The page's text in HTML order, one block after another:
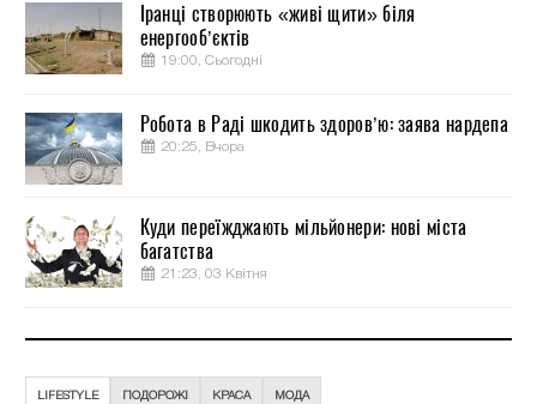
Іранці створюють «живі щити» біля
енергооб’єктів
19:00, Сьогодні
Робота в Раді шкодить здоров’ю: заява нардепа
20:25, Вчора
Куди переїжджають мільйонери: нові міста
багатства
21:23, 03 Квітня
LIFESTYLE ПОДОРОЖІ КРАСА МОДА